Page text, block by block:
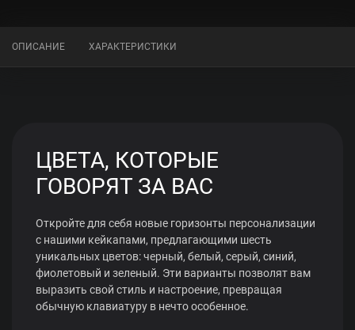
ОПИСАНИЕ ХАРАКТЕРИСТИКИ
ЦВЕТА, КОТОРЫЕ
ГОВОРЯТ ЗА ВАС
Откройте для себя новые горизонты персонализации
с нашими кейкапами, предлагающими шесть
уникальных цветов: черный, белый, серый, синий,
фиолетовый и зеленый. Эти варианты позволят вам
выразить свой стиль и настроение, превращая
обычную клавиатуру в нечто особенное.